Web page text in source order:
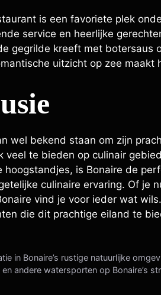
is een favoriete plek
service en heerlijke
gegrilde kreeft met botersaus
uitzicht op zee maakt
wel bekend staan om zijn
veel te bieden op culinair
hoogstandjes, is Bonaire de
culinaire ervaring. Of je
vind je voor ieder wat
die dit prachtige eiland te
in Bonaire’s rustige natuurlijke
andere watersporten op Bonaire’s